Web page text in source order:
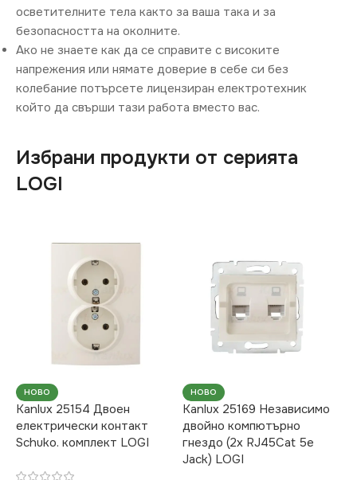
осветителните тела както за ваша така и за
безопасността на околните.
Ако не знаете как да се справите с високите
напрежения или нямате доверие в себе си без
колебание потърсете лицензиран електротехник
който да свърши тази работа вместо вас.
Избрани продукти от серията
LOGI
НОВО
Kanlux 25154 Двоен
електрически контакт
Schuko. комплект LOGI
НОВО
Kanlux 25169 Независимо
двойно компютърно
гнездо (2x RJ45Cat 5e
Jack) LOGI